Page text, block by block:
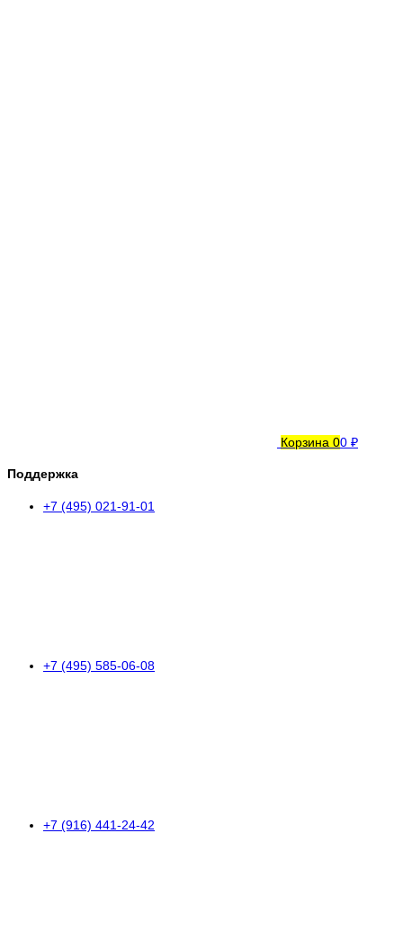
Корзина 00 ₽
Поддержка
+7 (495) 021-91-01
+7 (495) 585-06-08
+7 (916) 441-24-42